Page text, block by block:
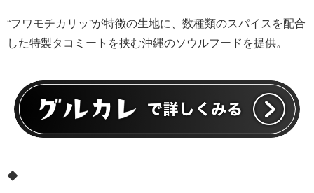
“フワモチカリッ”が特徴の生地に、数種類のスパイスを配合
した特製タコミートを挟む沖縄のソウルフードを提供。
◆